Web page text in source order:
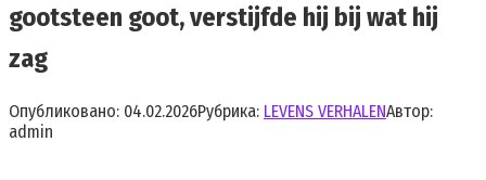
gootsteen goot, verstijfde hij bij wat hij
zag
Опубликовано: 04.02.2026Рубрика: LEVENS VERHALENАвтор:
admin